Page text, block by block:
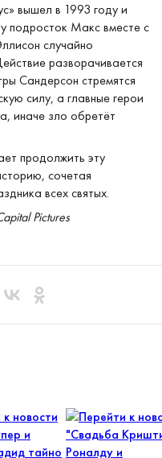
вышел в 1993 году и
подросток Макс вместе с
случайно
разворачивается
Сандерсон стремятся
силу, а главные герои
иначе зло обретёт
продолжить эту
сочетая
всех святых.
Pictures